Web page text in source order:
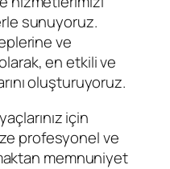
sunuyoruz.
ve
en etkili ve
oluşturuyoruz.
için
profesyonel ve
memnuniyet